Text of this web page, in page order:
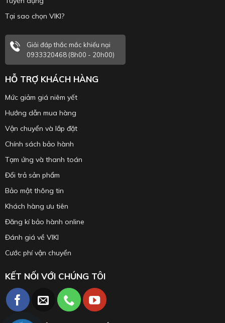
Tại sao chọn VIKI?
Giải đáp thắc mắc khiếu nại
0933320468 (8h00 - 20h00)
HỖ TRỢ KHÁCH HÀNG
Mức giảm giá niêm yết
Hướng dẫn mua hàng
Vận chuyển và lắp đặt
Chính sách bảo hành
Tạm ứng và thanh toán
Đổi trả sản phẩm
Bảo mật thông tin
Khách hàng ưu tiên
Đăng kí bảo hành online
Đánh giá về VIKI
Cước phí vận chuyển
KẾT NỐI VỚI CHÚNG TÔI